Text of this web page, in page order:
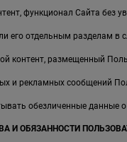
функционал Сайта без
его отдельным разделам
контент, размещенный
и рекламных сообщений
обезличенные данные
И ОБЯЗАННОСТИ